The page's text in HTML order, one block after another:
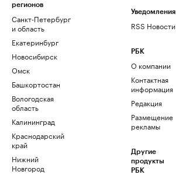
регионов
Санкт-Петербург
и область
Екатеринбург
Новосибирск
Омск
Башкортостан
Вологодская
область
Калининград
Краснодарский
край
Нижний
Новгород
Уведомления
RSS Новости
РБК
О компании
Контактная
информация
Редакция
Размещение
рекламы
Другие
продукты
РБК